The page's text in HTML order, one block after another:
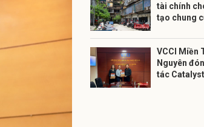
tài chính
tạo chung
VCCI Miền
Nguyên
tác